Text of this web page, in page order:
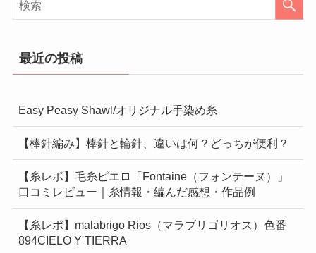
最近の投稿
Easy Peasy Shawl/オリジナル手染め糸
【棒針編み】棒針と輪針、違いは何？どっちが便利？
【糸レポ】毛糸ピエロ「Fontaine（フォンテーヌ）」
口コミレビュー｜糸情報・編んだ感想・作品例
【糸レポ】malabrigo Rios（マラブリゴリオス）色番
894CIELO Y TIERRA